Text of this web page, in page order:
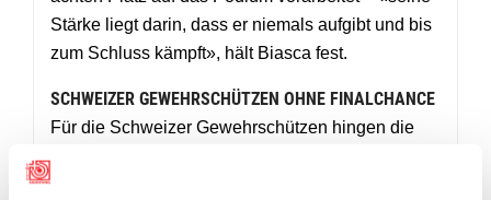
Stärke liegt darin, dass er niemals aufgibt und bis
zum Schluss kämpft», hält Biasca fest.
SCHWEIZER GEWEHRSCHÜTZEN OHNE FINALCHANCE
Für die Schweizer Gewehrschützen hingen die